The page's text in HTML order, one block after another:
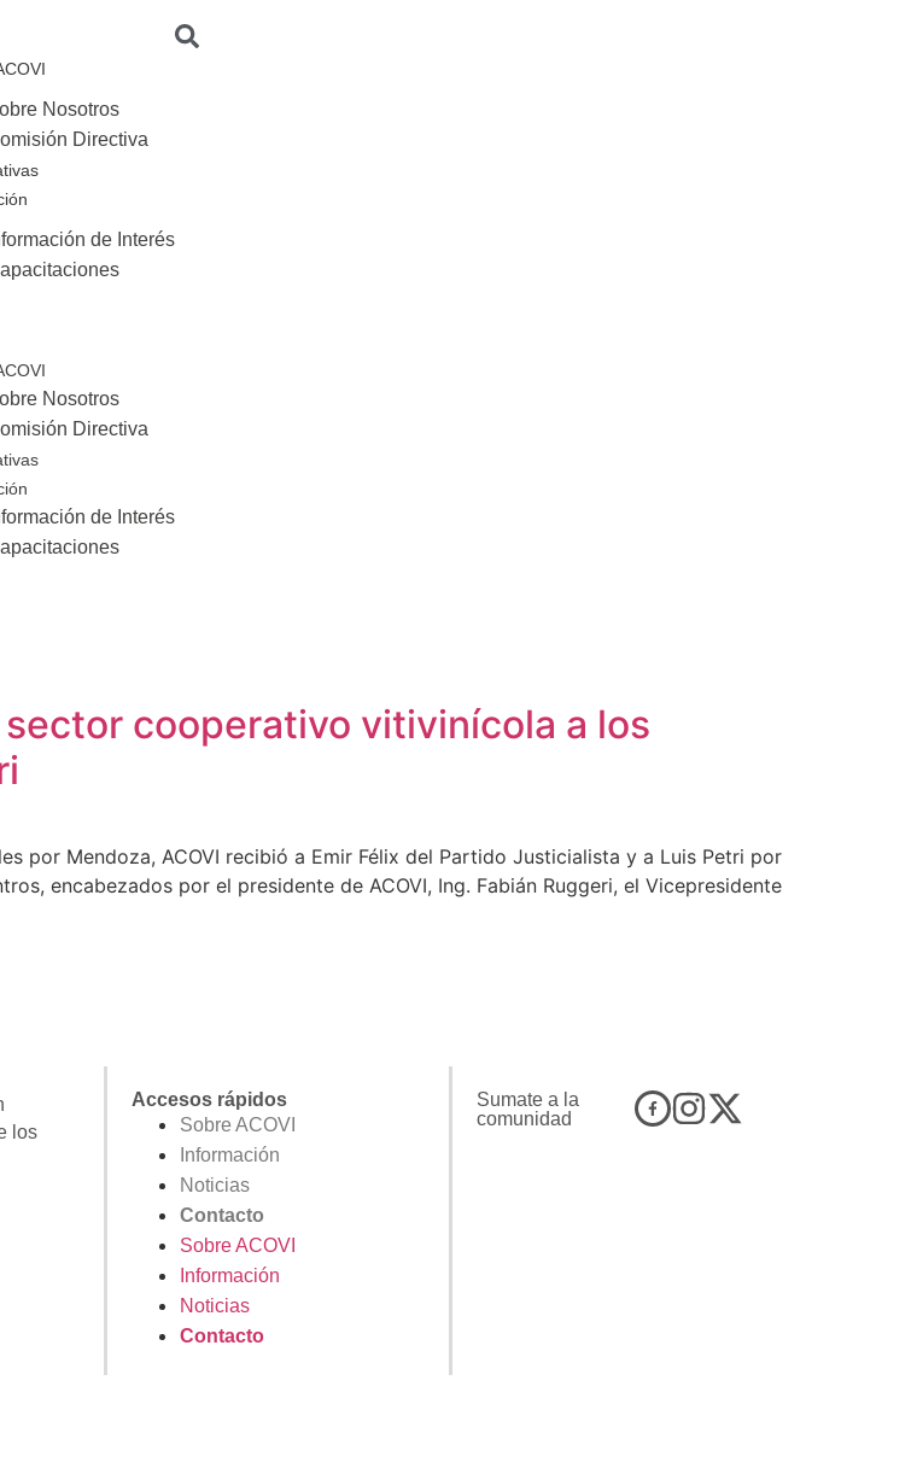
Nosotros
Directiva
de Interés
Nosotros
Directiva
de Interés
cooperativo vitivinícola a los
por Mendoza, ACOVI recibió a Emir Félix del Partido Justicialista y a Luis Petri por
encabezados por el presidente de ACOVI, Ing. Fabián Ruggeri, el Vicepresidente
los
Accesos rápidos
Sobre ACOVI
Información
Noticias
Contacto
Sobre ACOVI
Información
Noticias
Contacto
Sumate a la
comunidad